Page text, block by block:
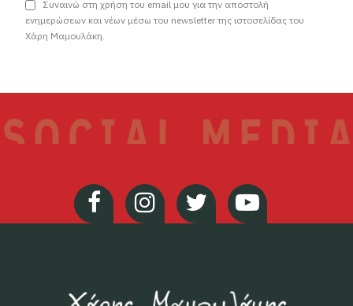
Συναινώ στη χρήση του email μου για την αποστολή
ενημερώσεων και νέων μέσω του newsletter της ιστοσελίδας του
Χάρη Μαμουλάκη.